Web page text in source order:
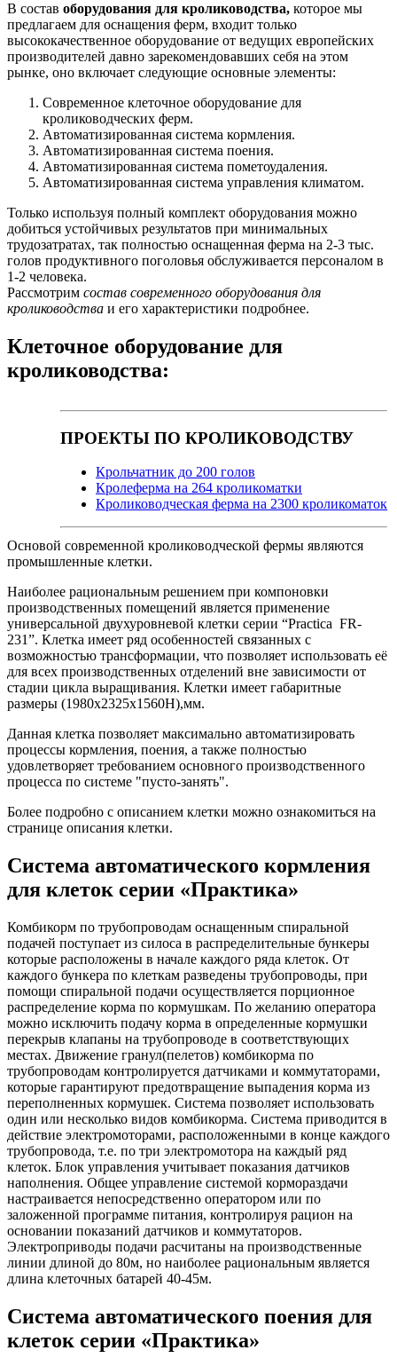
В состав оборудования для кролиководства, которое мы
предлагаем для оснащения ферм, входит только
высококачественное оборудование от ведущих европейских
производителей давно зарекомендовавших себя на этом
рынке, оно включает следующие основные элементы:
Современное клеточное оборудование для
кролиководческих ферм.
Автоматизированная система кормления.
Автоматизированная система поения.
Автоматизированная система пометоудаления.
Автоматизированная система управления климатом.
Только используя полный комплект оборудования можно
добиться устойчивых результатов при минимальных
трудозатратах, так полностью оснащенная ферма на 2-3 тыс.
голов продуктивного поголовья обслуживается персоналом в
1-2 человека.
Рассмотрим состав современного оборудования для
кролиководства и его характеристики подробнее.
Клеточное оборудование для
кролиководства:
ПРОЕКТЫ ПО КРОЛИКОВОДСТВУ
Крольчатник до 200 голов
Кролеферма на 264 кроликоматки
Кролиководческая ферма на 2300 кроликоматок
Основой современной кролиководческой фермы являются
промышленные клетки.
Наиболее рациональным решением при компоновки
производственных помещений является применение
универсальной двухуровневой клетки серии “Practica FR-
231”. Клетка имеет ряд особенностей связанных с
возможностью трансформации, что позволяет использовать её
для всех производственных отделений вне зависимости от
стадии цикла выращивания. Клетки имеет габаритные
размеры (1980х2325х1560Н),мм.
Данная клетка позволяет максимально автоматизировать
процессы кормления, поения, а также полностью
удовлетворяет требованием основного производственного
процесса по системе "пусто-занять".
Более подробно с описанием клетки можно ознакомиться на
странице описания клетки.
Система автоматического кормления
для клеток серии «Практика»
Комбикорм по трубопроводам оснащенным спиральной
подачей поступает из силоса в распределительные бункеры
которые расположены в начале каждого ряда клеток. От
каждого бункера по клеткам разведены трубопроводы, при
помощи спиральной подачи осуществляется порционное
распределение корма по кормушкам. По желанию оператора
можно исключить подачу корма в определенные кормушки
перекрыв клапаны на трубопроводе в соответствующих
местах. Движение гранул(пелетов) комбикорма по
трубопроводам контролируется датчиками и коммутаторами,
которые гарантируют предотвращение выпадения корма из
переполненных кормушек. Система позволяет использовать
один или несколько видов комбикорма. Система приводится в
действие электромоторами, расположенными в конце каждого
трубопровода, т.е. по три электромотора на каждый ряд
клеток. Блок управления учитывает показания датчиков
наполнения. Общее управление системой кормораздачи
настраивается непосредственно оператором или по
заложенной программе питания, контролируя рацион на
основании показаний датчиков и коммутаторов.
Электроприводы подачи расчитаны на производственные
линии длиной до 80м, но наиболее рациональным является
длина клеточных батарей 40-45м.
Система автоматического поения для
клеток серии «Практика»